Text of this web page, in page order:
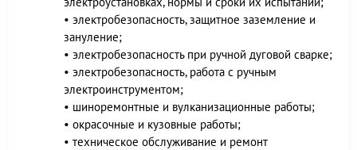
• электробезопасность, защитное заземление и
зануление;
• электробезопасность при ручной дуговой сварке;
• электробезопасность, работа с ручным
электроинструментом;
• шиноремонтные и вулканизационные работы;
• окрасочные и кузовные работы;
• техническое обслуживание и ремонт